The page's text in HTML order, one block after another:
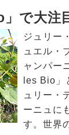
で大注
ジュリー
ュエル・
ャンパー
les Bio」
ュリー・
ーニュに
す。世界